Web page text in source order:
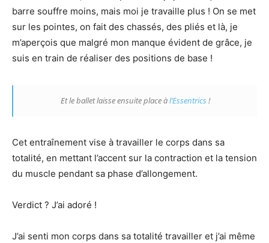
barre souffre moins, mais moi je travaille plus ! On se met
sur les pointes, on fait des chassés, des pliés et là, je
m’aperçois que malgré mon manque évident de grâce, je
suis en train de réaliser des positions de base !
Et le ballet laisse ensuite place àl’Essentrics !
Cet entraînement vise à travailler le corps dans sa
totalité, en mettant l’accent sur la contraction et la tension
du muscle pendant sa phase d’allongement.
Verdict ? J’ai adoré !
J’ai senti mon corps dans sa totalité travailler et j’ai même